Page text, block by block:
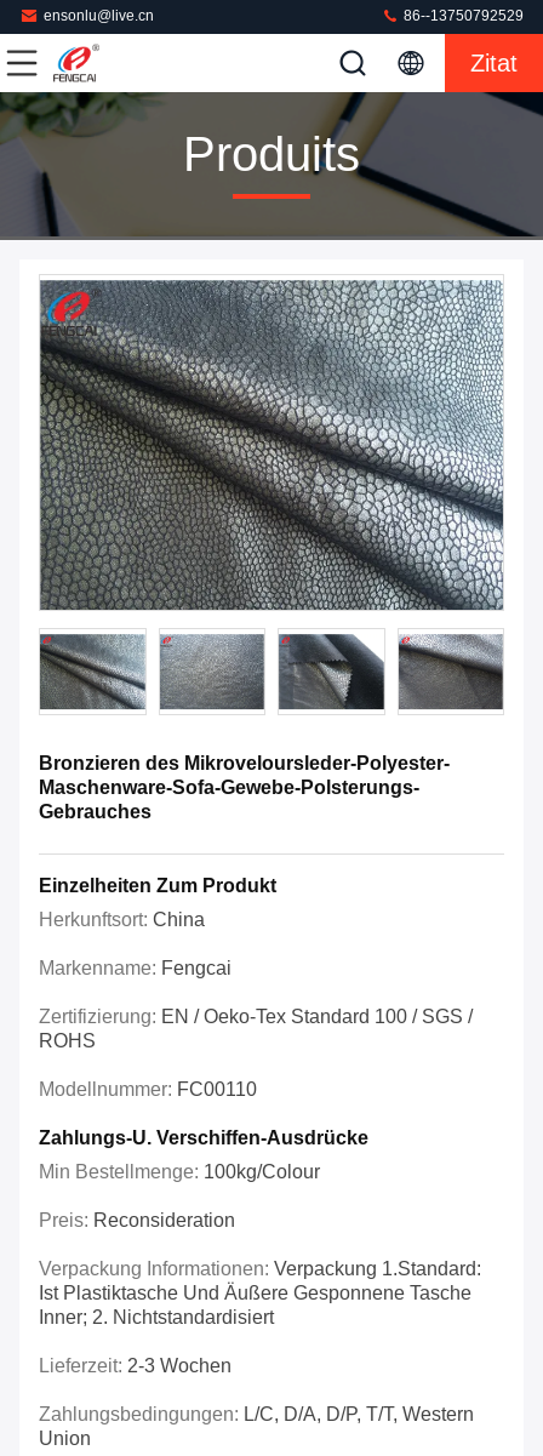
ensonlu@live.cn 86--13750792529
Zitat
Produits
Bronzieren des Mikroveloursleder-Polyester-
Maschenware-Sofa-Gewebe-Polsterungs-
Gebrauches
Einzelheiten Zum Produkt
Herkunftsort: China
Markenname: Fengcai
Zertifizierung: EN / Oeko-Tex Standard 100 / SGS /
ROHS
Modellnummer: FC00110
Zahlungs-U. Verschiffen-Ausdrücke
Min Bestellmenge: 100kg/colour
Preis: Reconsideration
Verpackung Informationen: Verpackung 1.Standard:
Ist Plastiktasche Und Äußere Gesponnene Tasche
Inner; 2. Nichtstandardisiert
Lieferzeit: 2-3 Wochen
Zahlungsbedingungen: L/C, D/A, D/P, T/T, Western
Union